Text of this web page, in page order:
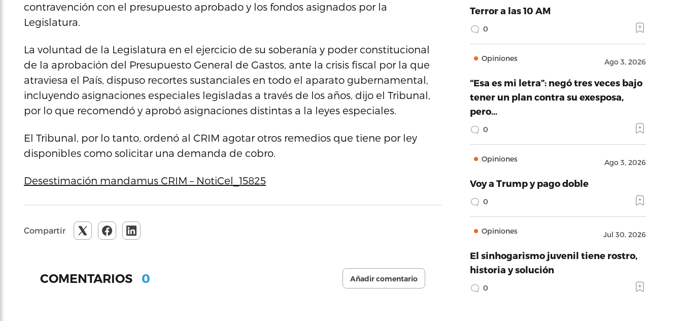
contravención con el presupuesto aprobado y los fondos asignados por la
Legislatura.
La voluntad de la Legislatura en el ejercicio de su soberanía y poder constitucional
de la aprobación del Presupuesto General de Gastos, ante la crisis fiscal por la que
atraviesa el País, dispuso recortes sustanciales en todo el aparato gubernamental,
incluyendo asignaciones especiales legisladas a través de los años, dijo el Tribunal,
por lo que recomendó y aprobó asignaciones distintas a la leyes especiales.
El Tribunal, por lo tanto, ordenó al CRIM agotar otros remedios que tiene por ley
disponibles como solicitar una demanda de cobro.
Desestimación mandamus CRIM – NotiCel_15825
Compartir
COMENTARIOS 0 Añadir comentario
Terror a las 10 AM
0
Opiniones Ago 3, 2026
“Esa es mi letra”: negó tres veces bajo
tener un plan contra su exesposa,
pero…
0
Opiniones Ago 3, 2026
Voy a Trump y pago doble
0
Opiniones Jul 30, 2026
El sinhogarismo juvenil tiene rostro,
historia y solución
0